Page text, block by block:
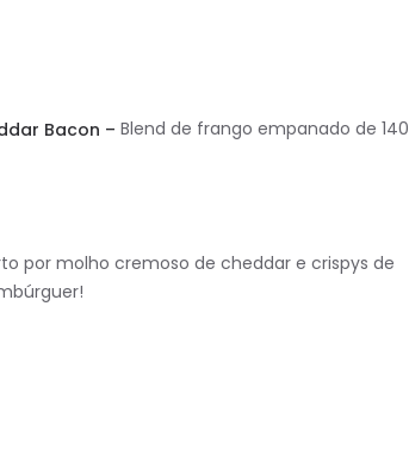
Bacon – Blend de frango empanado de 140
por molho cremoso de cheddar e crispys de